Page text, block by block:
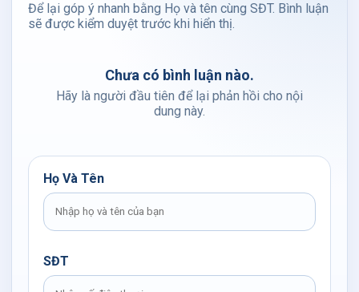
Để lại góp ý nhanh bằng Họ và tên cùng SĐT. Bình luận
sẽ được kiểm duyệt trước khi hiển thị.
Chưa có bình luận nào.
Hãy là người đầu tiên để lại phản hồi cho nội
dung này.
Họ Và Tên
SĐT